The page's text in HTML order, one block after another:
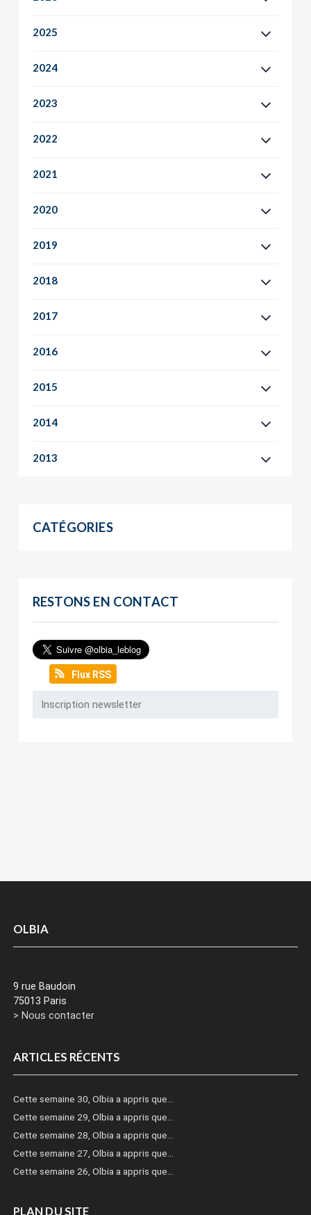
2025
2024
2023
2022
2021
2020
2019
2018
2017
2016
2015
2014
2013
CATÉGORIES
RESTONS EN CONTACT
Flux RSS
OLBIA
9 rue Baudoin
75013 Paris
> Nous contacter
ARTICLES RÉCENTS
Cette semaine 30, Olbia a appris que…
Cette semaine 29, Olbia a appris que…
Cette semaine 28, Olbia a appris que…
Cette semaine 27, Olbia a appris que…
Cette semaine 26, Olbia a appris que…
PLAN DU SITE